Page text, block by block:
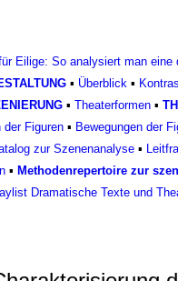
Eilige: So analysiert man eine
▪ Überblick ▪
▪ Theaterformen ▪
der Figuren ▪ Bewegungen der
zur Szenenanalyse ▪
▪ Methodenrepertoire zur
Dramatische Texte und